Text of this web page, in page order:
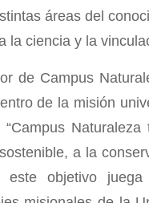
áreas del
la ciencia y la
de Campus
de la misión
a la
este objetivo